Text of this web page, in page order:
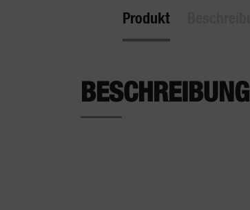
Produkt
BESCHREIBUNG